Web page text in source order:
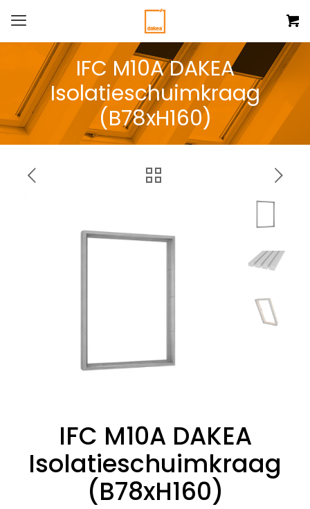
IFC M10A DAKEA
Isolatieschuimkraag
(B78xH160)
IFC M10A DAKEA
Isolatieschuimkraag
(B78xH160)